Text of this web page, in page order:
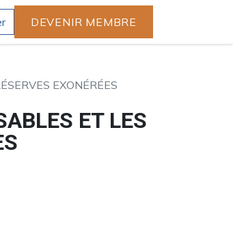
DEVENIR MEMBRE
EXONÉRÉES
ET LES